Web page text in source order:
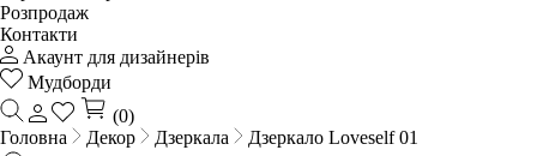
Розпродаж
Контакти
Акаунт для дизайнерів
Мудборди
(0)
Головна
Декор Дзеркала Дзеркало Loveself 01